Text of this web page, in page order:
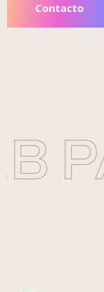
Contacto